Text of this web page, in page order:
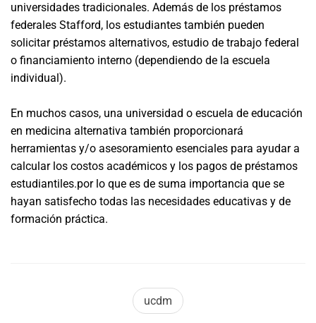
universidades tradicionales. Además de los préstamos
federales Stafford, los estudiantes también pueden
solicitar préstamos alternativos, estudio de trabajo federal
o financiamiento interno (dependiendo de la escuela
individual).
En muchos casos, una universidad o escuela de educación
en medicina alternativa también proporcionará
herramientas y/o asesoramiento esenciales para ayudar a
calcular los costos académicos y los pagos de préstamos
estudiantiles.por lo que es de suma importancia que se
hayan satisfecho todas las necesidades educativas y de
formación práctica.
ucdm